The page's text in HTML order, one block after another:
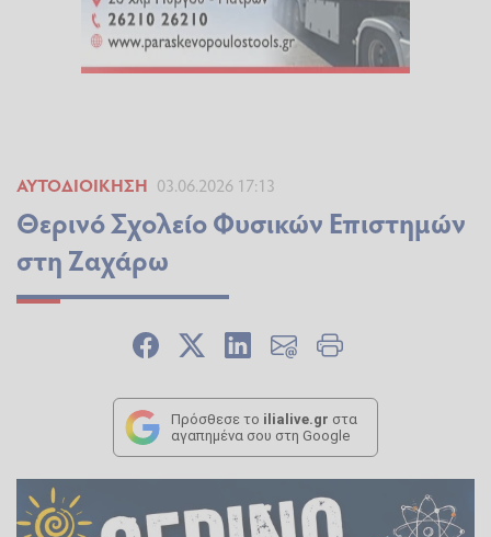
ΑΥΤΟΔΙΟΊΚΗΣΗ 03.06.2026 17:13
Θερινό Σχολείο Φυσικών Επιστημών
στη Ζαχάρω
Πρόσθεσε το ilialive.gr στα
αγαπημένα σου στη Google